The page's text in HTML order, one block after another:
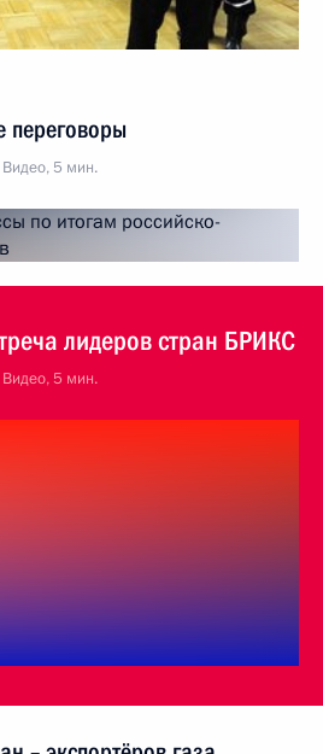
переговоры
Видео, 5 мин.
лидеров стран БРИКС
Видео, 5 мин.